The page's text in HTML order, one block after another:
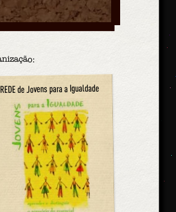
REDE de Jovens para a Igualdade